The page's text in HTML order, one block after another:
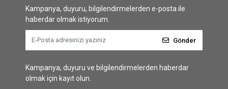
Kampanya, duyuru, bilgilendirmelerden e-posta ile
haberdar olmak istiyorum.
Gönder
Kampanya, duyuru ve bilgilendirmelerden haberdar
olmak için kayıt olun.